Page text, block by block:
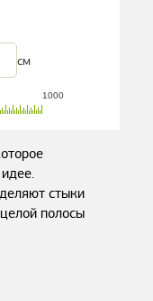
см
1000
стыки
полосы